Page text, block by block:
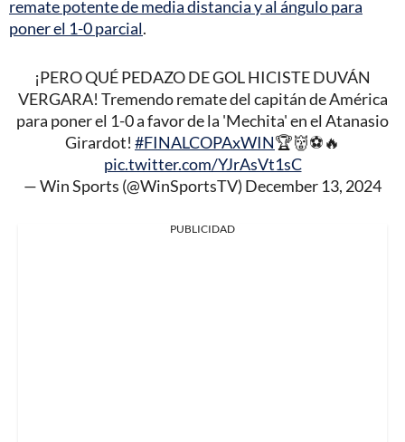
remate potente de media distancia y al ángulo para
poner el 1-0 parcial.
¡PERO QUÉ PEDAZO DE GOL HICISTE DUVÁN
VERGARA! Tremendo remate del capitán de América
para poner el 1-0 a favor de la 'Mechita' en el Atanasio
Girardot! #FINALCOPAxWIN🏆👹⚽🔥
pic.twitter.com/YJrAsVt1sC
— Win Sports (@WinSportsTV) December 13, 2024
PUBLICIDAD